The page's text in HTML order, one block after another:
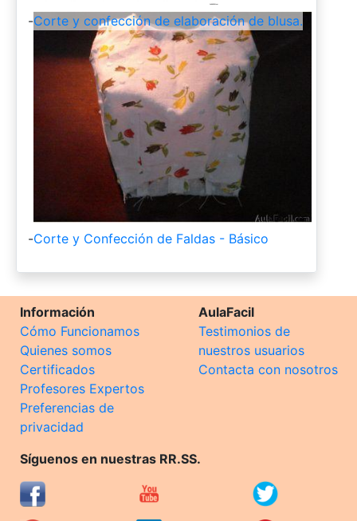
-Corte y confección de elaboración de blusa.
-Corte y Confección de Faldas - Básico
Información
Cómo Funcionamos
Quienes somos
Certificados
Profesores Expertos
Preferencias de
privacidad
AulaFacil
Testimonios de
nuestros usuarios
Contacta con nosotros
Síguenos en nuestras RR.SS.